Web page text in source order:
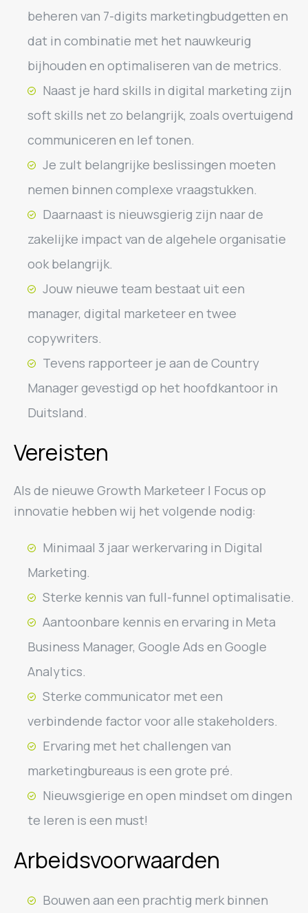
beheren van 7-digits marketingbudgetten en
dat in combinatie met het nauwkeurig
bijhouden en optimaliseren van de metrics.
Naast je hard skills in digital marketing zijn
soft skills net zo belangrijk, zoals overtuigend
communiceren en lef tonen.
Je zult belangrijke beslissingen moeten
nemen binnen complexe vraagstukken.
Daarnaast is nieuwsgierig zijn naar de
zakelijke impact van de algehele organisatie
ook belangrijk.
Jouw nieuwe team bestaat uit een
manager, digital marketeer en twee
copywriters.
Tevens rapporteer je aan de Country
Manager gevestigd op het hoofdkantoor in
Duitsland.
Vereisten
Als de nieuwe Growth Marketeer | Focus op
innovatie hebben wij het volgende nodig:
Minimaal 3 jaar werkervaring in Digital
Marketing.
Sterke kennis van full-funnel optimalisatie.
Aantoonbare kennis en ervaring in Meta
Business Manager, Google Ads en Google
Analytics.
Sterke communicator met een
verbindende factor voor alle stakeholders.
Ervaring met het challengen van
marketingbureaus is een grote pré.
Nieuwsgierige en open mindset om dingen
te leren is een must!
Arbeidsvoorwaarden
Bouwen aan een prachtig merk binnen